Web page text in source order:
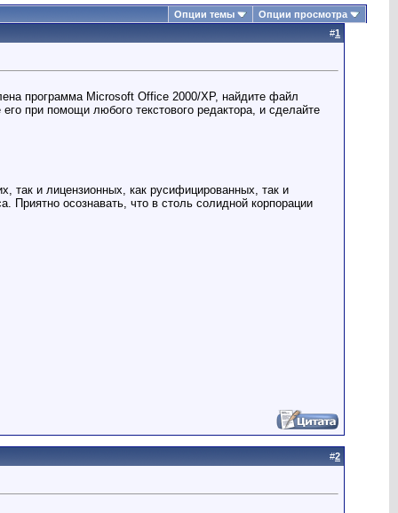
Опции темы
Опции просмотра
#1
программа Microsoft Office 2000/XP, найдите файл
при помощи любого текстового редактора, и сделайте
так и лицензионных, как русифицированных, так и
Приятно осознавать, что в столь солидной корпорации
#2